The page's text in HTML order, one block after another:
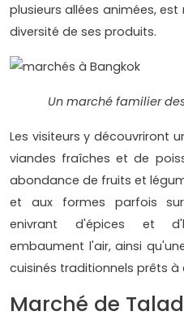
plusieurs allées animées,
diversité de ses produits.
Un marché familier
Les visiteurs y découvriront
viandes fraîches et de
abondance de fruits et
et aux formes parfois
enivrant d'épices et
embaument l'air, ainsi
cuisinés traditionnels prêts
Marché de